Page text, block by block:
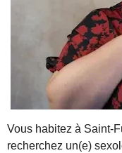
Vous habitez à Saint-
recherchez un(e)